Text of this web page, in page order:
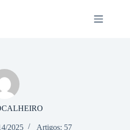
2025 Artigos: 57